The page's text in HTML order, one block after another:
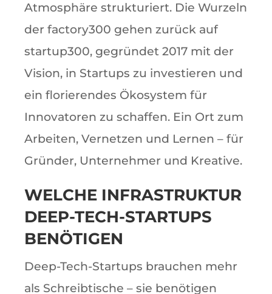
Atmosphäre strukturiert. Die Wurzeln
der factory300 gehen zurück auf
startup300, gegründet 2017 mit der
Vision, in Startups zu investieren und
ein florierendes Ökosystem für
Innovatoren zu schaffen. Ein Ort zum
Arbeiten, Vernetzen und Lernen – für
Gründer, Unternehmer und Kreative.
WELCHE INFRASTRUKTUR
DEEP-TECH-STARTUPS
BENÖTIGEN
Deep-Tech-Startups brauchen mehr
als Schreibtische – sie benötigen